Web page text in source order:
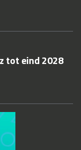
tot eind 2028